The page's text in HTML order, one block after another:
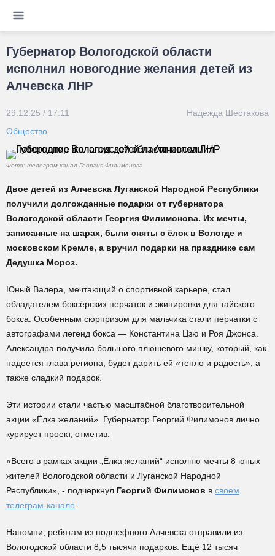
Губернатор Вологодской области
исполнил новогодние желания детей из
Алчевска ЛНР
29.12.25 / 17:11
Надежда Шестакова
Общество
Фото: телеграм-канал Георгия Филимонова
Двое детей из Алчевска Луганской Народной Республики
получили долгожданные подарки от губернатора
Вологодской области Георгия Филимонова. Их мечты,
записанные на шарах, были сняты с ёлок в Вологде и
московском Кремле, а вручил подарки на празднике сам
Дедушка Мороз.
Юный Валера, мечтающий о спортивной карьере, стал
обладателем боксёрских перчаток и экипировки для тайского
бокса. Особенным сюрпризом для мальчика стали перчатки с
автографами легенд бокса — Константина Цзю и Роя Джонса.
Александра получила большого плюшевого мишку, который, как
надеется глава региона, будет дарить ей «тепло и радость», а
также сладкий подарок.
Эти истории стали частью масштабной благотворительной
акции «Ёлка желаний». Губернатор Георгий Филимонов лично
курирует проект, отметив:
«Всего в рамках акции „Ёлка желаний“ исполню мечты 8 юных
жителей Вологодской области и Луганской Народной
Республики», - подчеркнул Георгий Филимонов в своем
телеграм-канале
Напомни, ребятам из подшефного Алчевска отправили из
Вологодской области 8,5 тысячи подарков. Ещё 12 тысяч